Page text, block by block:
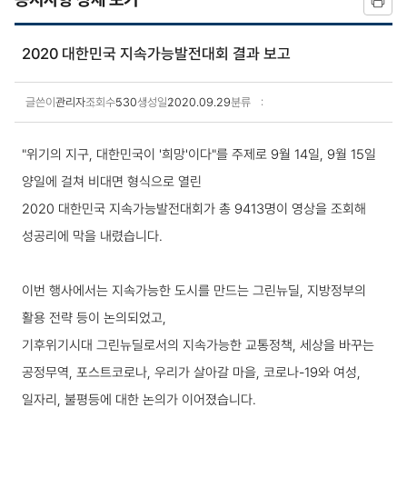
2020 대한민국 지속가능발전대회 결과 보고
글쓴이 관리자조회수530생성일2020.09.29분류
"위기의 지구, 대한민국이 '희망'이다"를 주제로 9월 14일, 9월 15일
양일에 걸쳐 비대면 형식으로 열린
2020 대한민국 지속가능발전대회가 총 9413명이 영상을 조회해
성공리에 막을 내렸습니다.
이번 행사에서는 지속가능한 도시를 만드는 그린뉴딜, 지방정부의
활용 전략 등이 논의되었고,
기후위기시대 그린뉴딜로서의 지속가능한 교통정책, 세상을 바꾸는
공정무역, 포스트코로나, 우리가 살아갈 마을, 코로나-19와 여성,
일자리, 불평등에 대한 논의가 이어졌습니다.